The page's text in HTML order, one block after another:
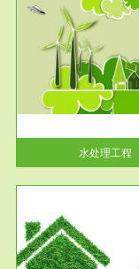
水处理工程
服务范围
园区环保
2016 年 4 月，环保
于积极发挥环境保护
给侧结...
服务范围